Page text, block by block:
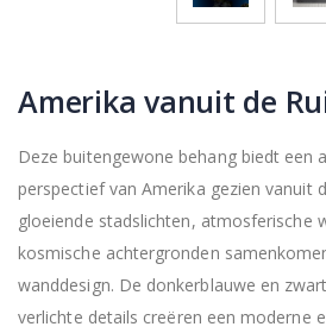
Amerika vanuit de
Deze buitengewone behang biedt een
perspectief van Amerika gezien vanuit
gloeiende stadslichten, atmosferische
kosmische achtergronden
wanddesign. De donkerblauwe en
verlichte details creëren een moderne